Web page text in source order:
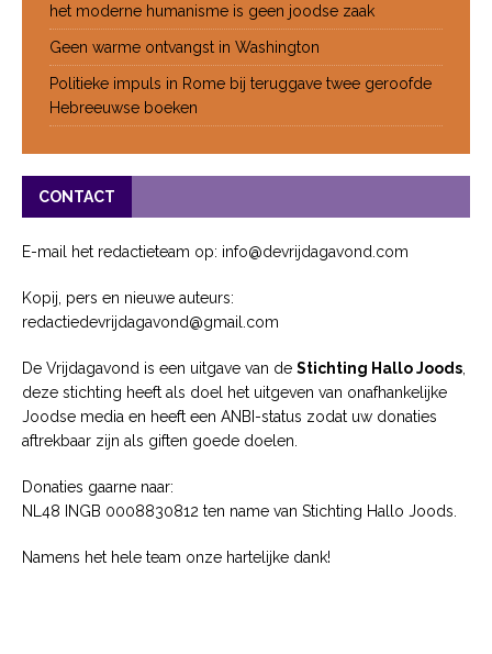
het moderne humanisme is geen joodse zaak
Geen warme ontvangst in Washington
Politieke impuls in Rome bij teruggave twee geroofde
Hebreeuwse boeken
CONTACT
E-mail het redactieteam op: info@devrijdagavond.com
Kopij, pers en nieuwe auteurs:
redactiedevrijdagavond@gmail.com
De Vrijdagavond is een uitgave van de Stichting Hallo Joods
deze stichting heeft als doel het uitgeven van onafhankelijke
Joodse media en heeft een ANBI-status zodat uw donaties
aftrekbaar zijn als giften goede doelen.
Donaties gaarne naar:
NL48 INGB 0008830812 ten name van Stichting Hallo Joods.
Namens het hele team onze hartelijke dank!